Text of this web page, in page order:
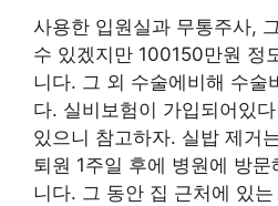
사용한 입원실과 무통주사,
수 있겠지만 100150만원 정
니다. 그 외 수술에비해 수술
다. 실비보험이 가입되어있
있으니 참고하자. 실밥 제거
퇴원 1주일 후에 병원에 방
니다. 그 동안 집 근처에 있